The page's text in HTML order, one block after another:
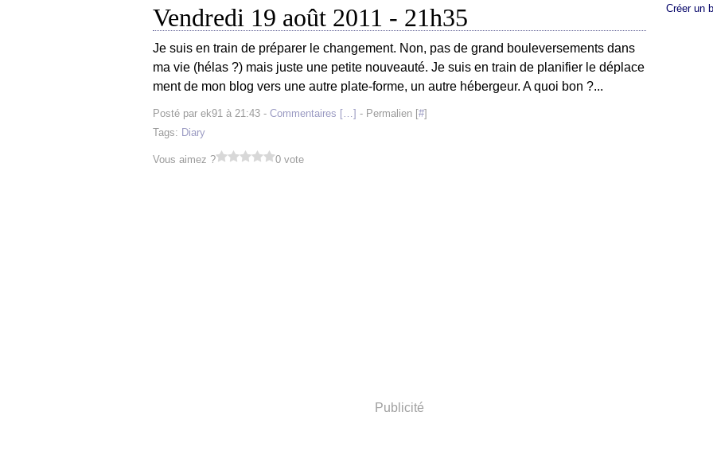
Vendredi 19 août 2011 - 21h35
Je suis en train de préparer le changement. Non, pas de grand bouleversements dans
ma vie (hélas ?) mais juste une petite nouveauté. Je suis en train de planifier le déplace
ment de mon blog vers une autre plate-forme, un autre hébergeur. A quoi bon ?...
Posté par ek91 à 21:43 - Commentaires […] - Permalien [#]
Tags: Diary
Vous aimez ? 0 vote
Publicité
Créer un